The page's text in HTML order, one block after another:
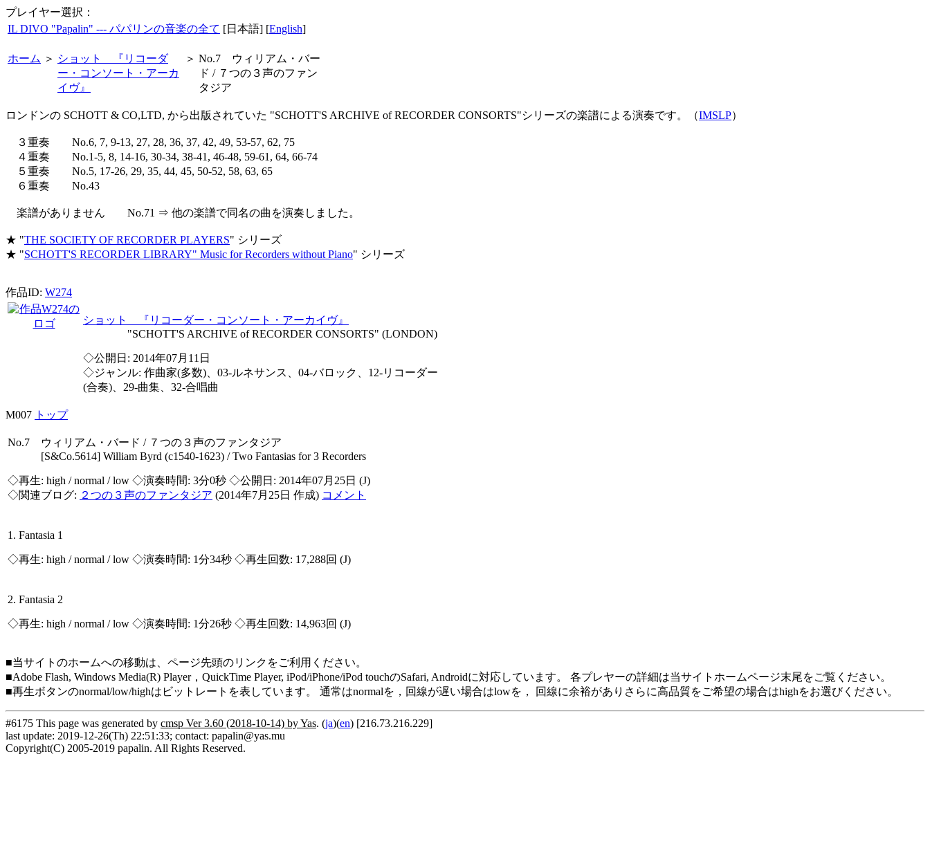
プレイヤー選択：
IL DIVO "Papalin" --- パパリンの音楽の全て [日本語] [English]
ホーム ＞ ショット 『リコーダ
ー・コンソート・アーカ
イヴ』
＞ No.7 ウィリアム・バー
ド / ７つの３声のファン
タジア
ロンドンの SCHOTT & CO,LTD, から出版されていた "SCHOTT'S ARCHIVE of RECORDER CONSORTS"シリーズの楽譜による演奏です。（IMSLP）
３重奏 No.6, 7, 9-13, 27, 28, 36, 37, 42, 49, 53-57, 62, 75
４重奏 No.1-5, 8, 14-16, 30-34, 38-41, 46-48, 59-61, 64, 66-74
５重奏 No.5, 17-26, 29, 35, 44, 45, 50-52, 58, 63, 65
６重奏 No.43
楽譜がありません No.71 ⇒ 他の楽譜で同名の曲を演奏しました。
★ "THE SOCIETY OF RECORDER PLAYERS" シリーズ
★ "SCHOTT'S RECORDER LIBRARY" Music for Recorders without Piano" シリーズ
作品ID: W274
ショット 『リコーダー・コンソート・アーカイヴ』
"SCHOTT'S ARCHIVE of RECORDER CONSORTS" (LONDON)
◇公開日: 2014年07月11日
◇ジャンル: 作曲家(多数)、03-ルネサンス、04-バロック、12-リコーダー
(合奏)、29-曲集、32-合唱曲
M007 トップ
No.7 ウィリアム・バード / ７つの３声のファンタジア
[S&Co.5614] William Byrd (c1540-1623) / Two Fantasias for 3 Recorders
◇再生: high / normal / low ◇演奏時間: 3分0秒 ◇公開日: 2014年07月25日 (J)
◇関連ブログ: ２つの３声のファンタジア (2014年7月25日 作成) コメント
1. Fantasia 1
◇再生: high / normal / low ◇演奏時間: 1分34秒 ◇再生回数: 17,288回 (J)
2. Fantasia 2
◇再生: high / normal / low ◇演奏時間: 1分26秒 ◇再生回数: 14,963回 (J)
■当サイトのホームへの移動は、ページ先頭のリンクをご利用ください。
■Adobe Flash, Windows Media(R) Player，QuickTime Player, iPod/iPhone/iPod touchのSafari, Androidに対応しています。 各プレヤーの詳細は当サイトホームページ末尾をご覧ください。
■再生ボタンのnormal/low/highはビットレートを表しています。 通常はnormalを，回線が遅い場合はlowを， 回線に余裕がありさらに高品質をご希望の場合はhighをお選びください。
#6175 This page was generated by cmsp Ver 3.60 (2018-10-14) by Yas. (ja)(en) [216.73.216.229]
last update: 2019-12-26(Th) 22:51:33; contact: papalin@yas.mu
Copyright(C) 2005-2019 papalin. All Rights Reserved.